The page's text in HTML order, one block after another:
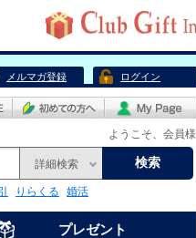
メルマガ登録 ログイン
ようこそ、会員様
詳細検索 検索
りらくる 婚活
プレゼント